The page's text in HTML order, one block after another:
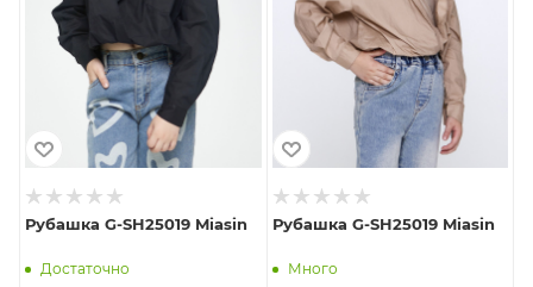
Рубашка G-SH25019 Miasin
Достаточно
Рубашка G-SH25019 Miasin
Много